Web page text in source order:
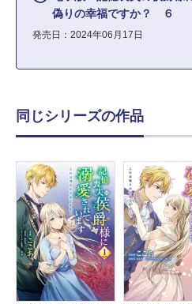
偽りの幸福ですか？ ６
発売日：2024年06月17日
同じシリーズの作品